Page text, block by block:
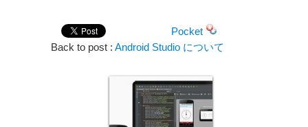
Pocket
Back to post : Android Studio について